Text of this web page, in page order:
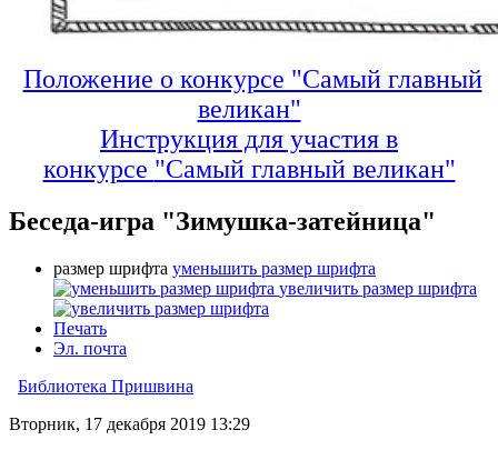
Положение о конкурсе "Самый главный
великан"
Инструкция для участия в
конкурсе "Самый главный великан"
Беседа-игра "Зимушка-затейница"
размер шрифта уменьшить размер шрифта
увеличить размер шрифта
Печать
Эл. почта
Библиотека Пришвина
Вторник, 17 декабря 2019 13:29